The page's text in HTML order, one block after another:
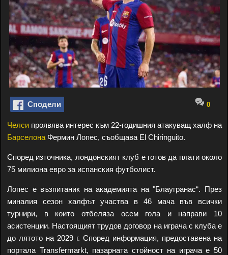
Сподели 0
Челси проявява интерес към 22-годишния атакуващ халф на
Барселона Фермин Лопес, съобщава El Chiringuito.
Според източника, лондонският клуб е готов да плати около
75 милиона евро за испанския футболист.
Лопес е възпитаник на академията на "Блаугранас“. През
миналия сезон халфът участва в 46 мача във всички
турнири, в които отбеляза осем гола и направи 10
асистенции. Настоящият трудов договор на играча с клуба е
до лятото на 2029 г. Според информация, предоставена на
портала Transfermarkt, пазарната стойност на играча е 50